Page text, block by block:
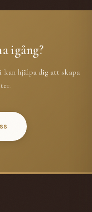
igång?
hjälpa dig att skapa